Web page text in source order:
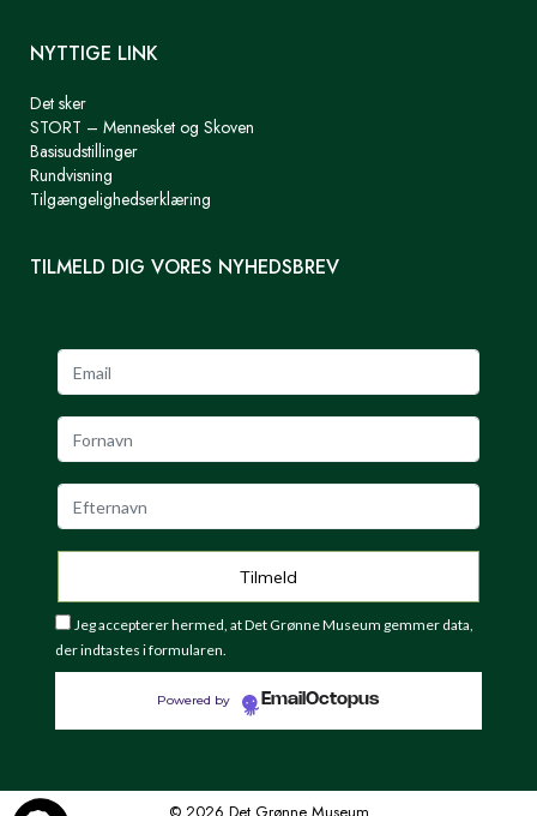
NYTTIGE LINK
Det sker
STORT – Mennesket og Skoven
Basisudstillinger
Rundvisning
Tilgængelighedserklæring
TILMELD DIG VORES NYHEDSBREV
Jeg accepterer hermed, at Det Grønne Museum gemmer data,
der indtastes i formularen.
Powered by EmailOctopus